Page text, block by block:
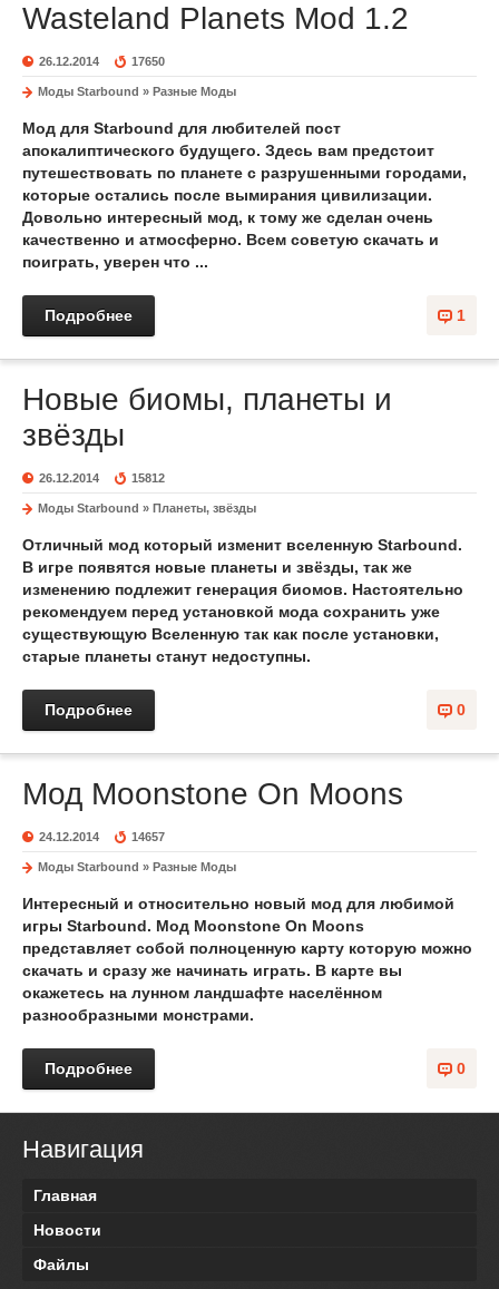
Wasteland Planets Mod 1.2
26.12.2014 17650
Моды Starbound » Разные Моды
Мод для Starbound для любителей пост
апокалиптического будущего. Здесь вам предстоит
путешествовать по планете с разрушенными городами,
которые остались после вымирания цивилизации.
Довольно интересный мод, к тому же сделан очень
качественно и атмосферно. Всем советую скачать и
поиграть, уверен что ...
1
Подробнее
Новые биомы, планеты и
звёзды
26.12.2014 15812
Моды Starbound » Планеты, звёзды
Отличный мод который изменит вселенную Starbound.
В игре появятся новые планеты и звёзды, так же
изменению подлежит генерация биомов. Настоятельно
рекомендуем перед установкой мода сохранить уже
существующую Вселенную так как после установки,
старые планеты станут недоступны.
0
Подробнее
Мод Moonstone On Moons
24.12.2014 14657
Моды Starbound » Разные Моды
Интересный и относительно новый мод для любимой
игры Starbound. Мод Moonstone On Moons
представляет собой полноценную карту которую можно
скачать и сразу же начинать играть. В карте вы
окажетесь на лунном ландшафте населённом
разнообразными монстрами.
0
Подробнее
Навигация
Главная
Новости
Файлы